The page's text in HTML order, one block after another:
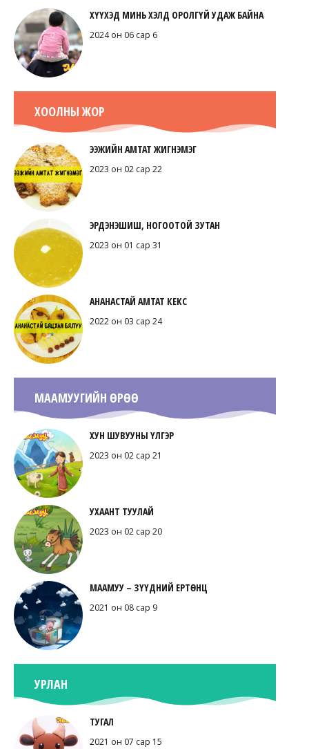
ХҮҮХЭД МИНЬ ХЭЛД ОРОЛГҮЙ УДАЖ БАЙНА
2024 он 06 сар 6
ХООЛНЫ ЖОР
ЭЭЖИЙН АМТАТ ЖИГНЭМЭГ
2023 он 02 сар 22
ЭРДЭНЭШИШ, НОГООТОЙ ЗУТАН
2023 он 01 сар 31
АНАНАСТАЙ АМТАТ КЕКС
2022 он 03 сар 24
МААМУУГИЙН ӨРӨӨ
ХУН ШУВУУНЫ ҮЛГЭР
2023 он 02 сар 21
УХААНТ ТУУЛАЙ
2023 он 02 сар 20
МААМУУ – ЗҮҮДНИЙ ЕРТӨНЦ
2021 он 08 сар 9
УРЛАН
ТУГАЛ
2021 он 07 сар 15